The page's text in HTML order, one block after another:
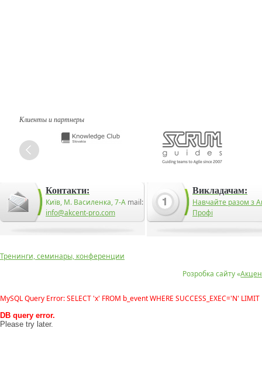
Клиенты и партнеры
Контакти:
Київ, М. Василенка, 7-А mail:
info@akcent-pro.com
Викладачам:
Навчайте разом з
Профі
Розробка сайту «
Тренинги, семинары, конференции
MySQL Query Error: SELECT 'x' FROM b_event WHERE SUCCESS_EXEC='N' LIMIT
DB query error.
Please try later.